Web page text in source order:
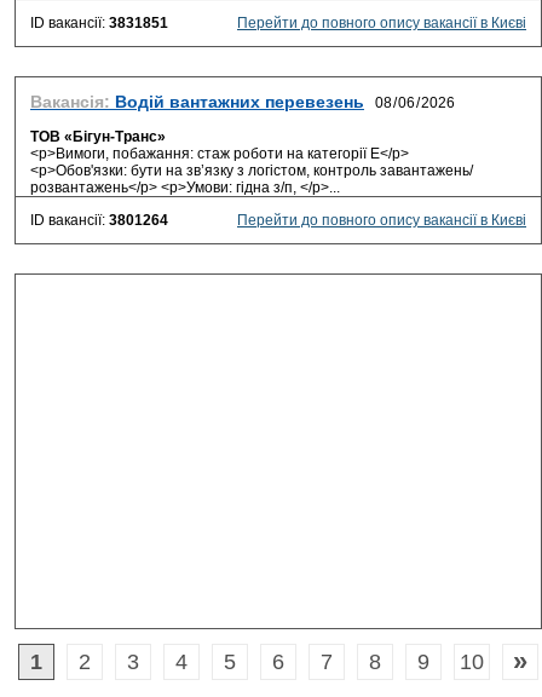
ID вакансії: 3831851 Перейти до повного опису вакансії в Києві
Вакансія: Водій вантажних перевезень
ТОВ «Бігун-Транс»
<p>Вимоги, побажання: стаж роботи на категорії Е</p>
<p>Обов'язки: бути на зв’язку з логістом, контроль завантажень/
розвантажень</p> <p>Умови: гідна з/п, </p>...
ID вакансії: 3801264 Перейти до повного опису вакансії в Києві
1 2 3 4 5 6 7 8 9 10 »